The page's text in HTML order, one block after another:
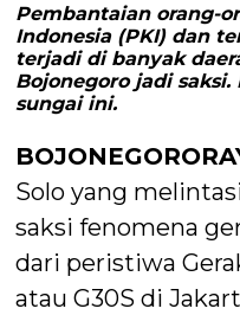
Pembantaian orang-
Indonesia (PKI) dan
terjadi di banyak
Bojonegoro jadi
sungai ini.
Solo yang
saksi fenomena
dari peristiwa
atau G30S di